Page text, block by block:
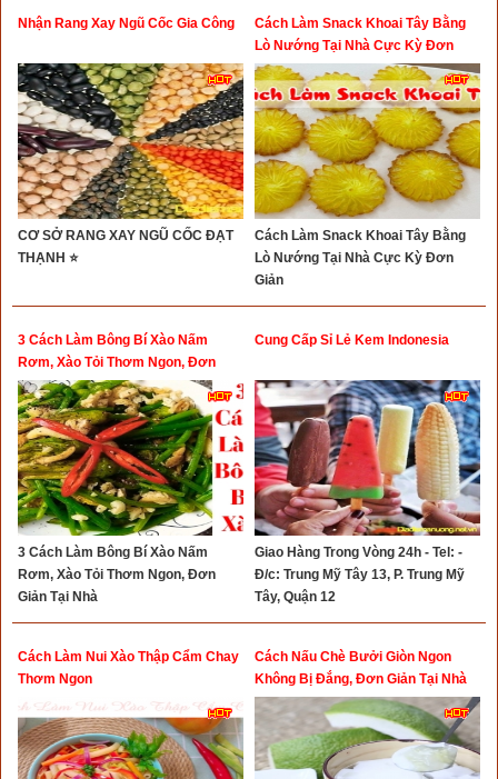
Nhận Rang Xay Ngũ Cốc Gia Công
CƠ SỞ RANG XAY NGŨ CỐC ĐẠT
THẠNH ⭐
Cách Làm Snack Khoai Tây Bằng
Lò Nướng Tại Nhà Cực Kỳ Đơn
Giản
Cách Làm Snack Khoai Tây Bằng
Lò Nướng Tại Nhà Cực Kỳ Đơn
Giản
3 Cách Làm Bông Bí Xào Nấm
Rơm, Xào Tỏi Thơm Ngon, Đơn
Giản Tại Nhà
3 Cách Làm Bông Bí Xào Nấm
Rơm, Xào Tỏi Thơm Ngon, Đơn
Giản Tại Nhà
Cung Cấp Sỉ Lẻ Kem Indonesia
Giao Hàng Trong Vòng 24h - Tel: -
Đ/c: Trung Mỹ Tây 13, P. Trung Mỹ
Tây, Quận 12
Cách Làm Nui Xào Thập Cẩm Chay
Thơm Ngon
Cách Nấu Chè Bưởi Giòn Ngon
Không Bị Đắng, Đơn Giản Tại Nhà